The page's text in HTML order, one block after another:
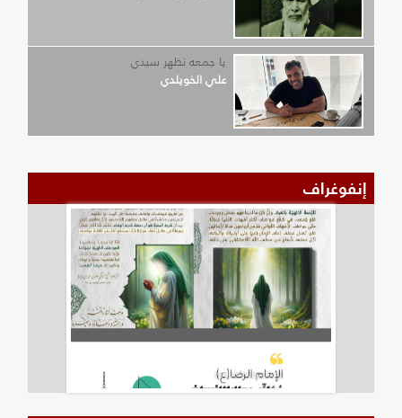
يا جمعه تظهر سيدي
علي الخويلدي
إنفوغراف